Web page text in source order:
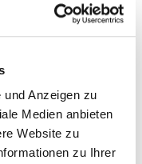
Anzeigen zu
Medien anbieten
Website zu
zu Ihrer
25,0 kg im Sack